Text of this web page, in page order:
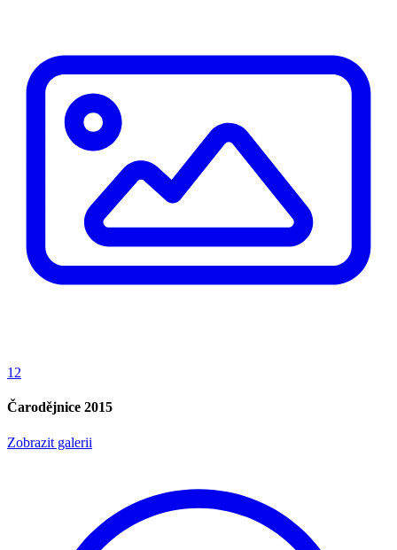
12
Čarodějnice 2015
Zobrazit galerii